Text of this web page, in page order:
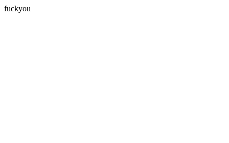
fuckyou